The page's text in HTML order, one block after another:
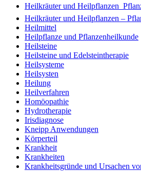
Heilkräuter und Heilpflanzen 
Heilkräuter und Heilpflanzen –
Heilmittel
Heilpflanze und Pflanzenheilkunde
Heilsteine
Heilsteine und Edelsteintherapie
Heilsysteme
Heilsysten
Heilung
Heilverfahren
Homöopathie
Hydrotherapie
Irisdiagnose
Kneipp Anwendungen
Körperteil
Krankheit
Krankheiten
Krankheitsgründe und Ursachen